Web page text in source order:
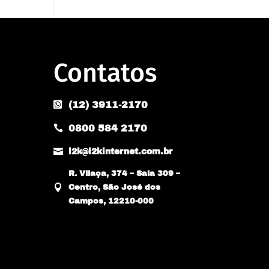
Contatos
 (12) 3911-2170
 0800 584 2170
 l2k@l2kinternet.com.br

R. Vilaça, 374 – Sala 309 –
Centro, São José dos
Campos, 12210-000